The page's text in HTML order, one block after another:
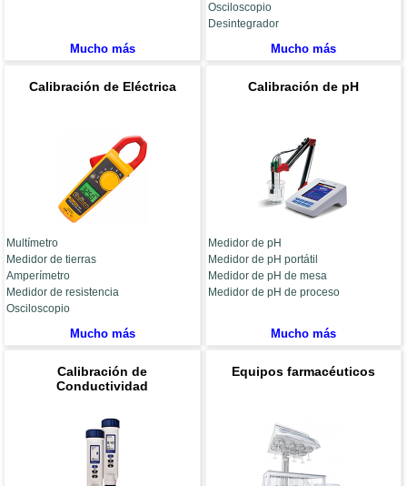
Mucho más
Osciloscopio
Desintegrador
Mucho más
Calibración de Eléctrica
Multímetro
Medidor de tierras
Amperímetro
Medidor de resistencia
Osciloscopio
Mucho más
Calibración de pH
Medidor de pH
Medidor de pH portátil
Medidor de pH de mesa
Medidor de pH de proceso
Mucho más
Calibración de
Conductividad
Equipos farmacéuticos